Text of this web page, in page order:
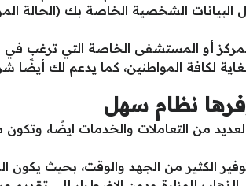
البيانات الشخصية الخاصة بك (الحالة
أو المستشفى الخاصة التي ترغب في
لكافة المواطنين، كما يدعم لك
نظام سهل
من التعاملات والخدمات ايضًا، وتكون
الكثير من الجهد والوقت، بحيث يكون